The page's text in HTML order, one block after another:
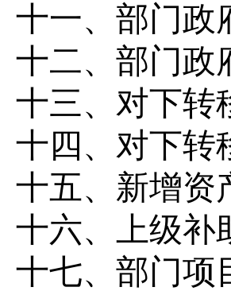
十一、 部门政
十二、 部门政
十三、 对下转
十四 、 对下转
十五、新增资
十六、上级补
十七、部门项